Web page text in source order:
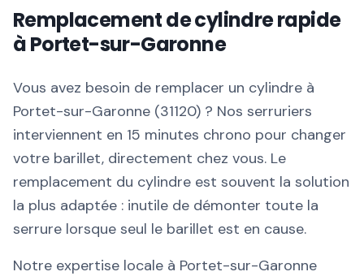
Remplacement de cylindre rapide
à Portet-sur-Garonne
Vous avez besoin de remplacer un cylindre à
Portet-sur-Garonne (31120) ? Nos serruriers
interviennent en 15 minutes chrono pour changer
votre barillet, directement chez vous. Le
remplacement du cylindre est souvent la solution
la plus adaptée : inutile de démonter toute la
serrure lorsque seul le barillet est en cause.
Notre expertise locale à Portet-sur-Garonne